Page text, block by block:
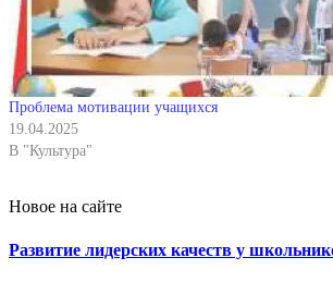
Проблема мотивации учащихся
19.04.2025
В "Культура"
Новое на сайте
Развитие лидерских качеств у